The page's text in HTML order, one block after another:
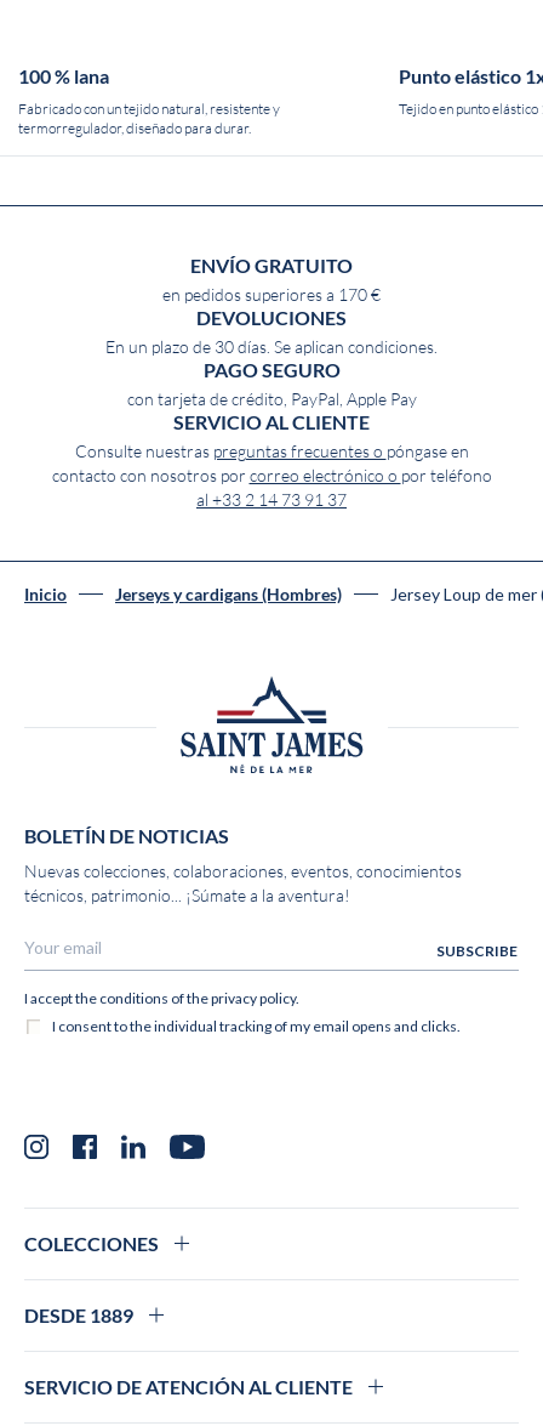
100 % lana
Fabricado con un tejido natural, resistente y
termorregulador, diseñado para durar.
Punto elástico
Tejido en punto
ENVÍO GRATUITO
en pedidos superiores a 170 €
DEVOLUCIONES
En un plazo de 30 días. Se aplican condiciones.
PAGO SEGURO
con tarjeta de crédito, PayPal, Apple Pay
SERVICIO AL CLIENTE
Consulte nuestras preguntas frecuentes o póngase en
contacto con nosotros por correo electrónico o por teléfono
al +33 2 14 73 91 37
Inicio Jerseys y cardigans (Hombres) Jersey Loup de
BOLETÍN DE NOTICIAS
Nuevas colecciones, colaboraciones, eventos, conocimientos
técnicos, patrimonio... ¡Súmate a la aventura!
InstagramFacebookLinkedInYouTube
COLECCIONES
DESDE 1889
SERVICIO DE ATENCIÓN AL CLIENTE